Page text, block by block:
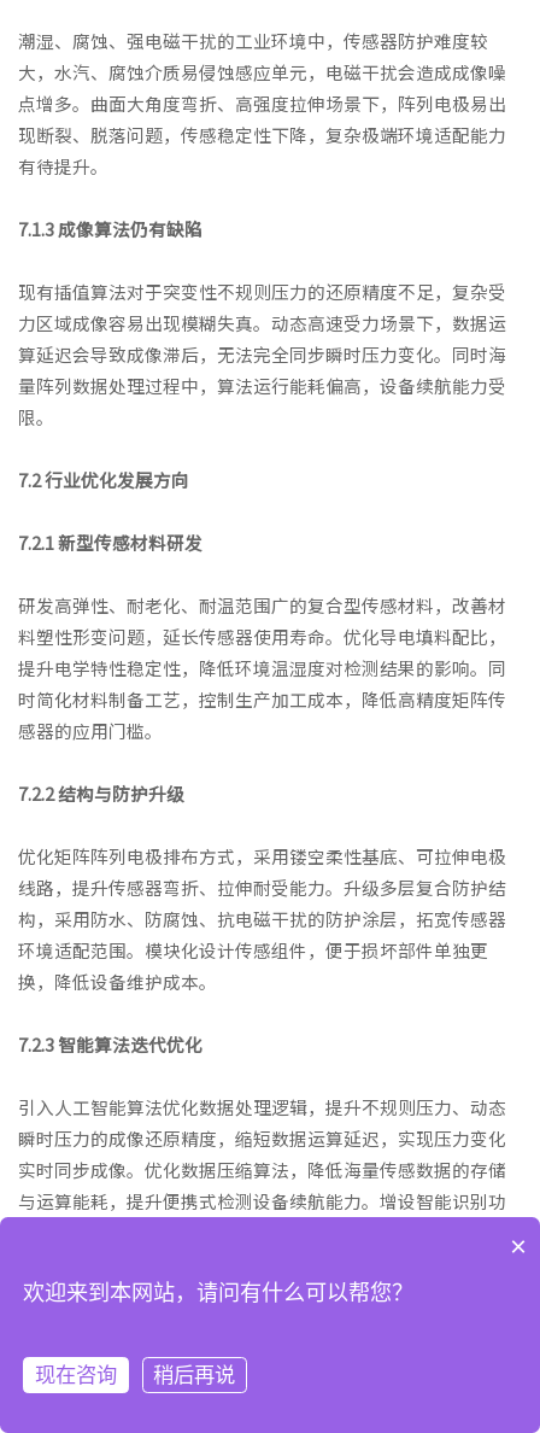
潮湿、腐蚀、强电磁干扰的工业环境中，传感器防护难度较
大，水汽、腐蚀介质易侵蚀感应单元，电磁干扰会造成成像噪
点增多。曲面大角度弯折、高强度拉伸场景下，阵列电极易出
现断裂、脱落问题，传感稳定性下降，复杂极端环境适配能力
有待提升。
7.1.3 成像算法仍有缺陷
现有插值算法对于突变性不规则压力的还原精度不足，复杂受
力区域成像容易出现模糊失真。动态高速受力场景下，数据运
算延迟会导致成像滞后，无法完全同步瞬时压力变化。同时海
量阵列数据处理过程中，算法运行能耗偏高，设备续航能力受
限。
7.2 行业优化发展方向
7.2.1 新型传感材料研发
研发高弹性、耐老化、耐温范围广的复合型传感材料，改善材
料塑性形变问题，延长传感器使用寿命。优化导电填料配比，
提升电学特性稳定性，降低环境温湿度对检测结果的影响。同
时简化材料制备工艺，控制生产加工成本，降低高精度矩阵传
感器的应用门槛。
7.2.2 结构与防护升级
优化矩阵阵列电极排布方式，采用镂空柔性基底、可拉伸电极
线路，提升传感器弯折、拉伸耐受能力。升级多层复合防护结
构，采用防水、防腐蚀、抗电磁干扰的防护涂层，拓宽传感器
环境适配范围。模块化设计传感组件，便于损坏部件单独更
换，降低设备维护成本。
7.2.3 智能算法迭代优化
引入人工智能算法优化数据处理逻辑，提升不规则压力、动态
瞬时压力的成像还原精度，缩短数据运算延迟，实现压力变化
实时同步成像。优化数据压缩算法，降低海量传感数据的存储
与运算能耗，提升便携式检测设备续航能力。增设智能识别功
7.2.4 集成化多功能发展
推动压力检测与温度、形变、湿度等检测功能集成，制备多功
能复合矩阵传感器，同步采集多维度接触面参数。结合无线传
×
欢迎来到本网站，请问有什么可以帮您？
现在咨询 稍后再说